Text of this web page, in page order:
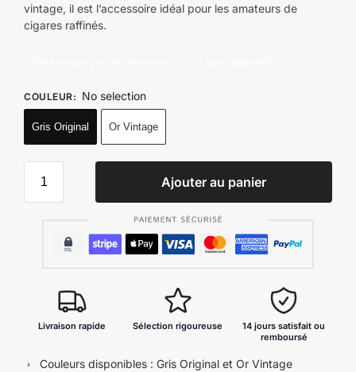
vintage, il est l’accessoire idéal pour les amateurs de
cigares raffinés.
COULEUR: No selection
Gris Original Or Vintage
Ajouter au panier
Livraison rapide Sélection rigoureuse
14 jours satisfait ou
remboursé
Couleurs disponibles : Gris Original et Or Vintage